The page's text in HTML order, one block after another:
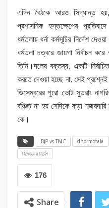
এদিন বৈঠকে আরও সিদ্ধান্ত হয়,
প্রশাসনিক হস্তক্ষেপের
ধর্মতলায় ধর্না কর্মসূচির নির্দেশ
ধর্মতলা চত্বরে জায়গা নির্বাচন
তিনি।দলের বক্তব্য, একটি
করতে দেওয়া হচ্ছে না, সেই
ডিসেম্বরের পুরো ভোট সুতরাং
বঞ্চিত না হয় সেদিকে কড়া
কে।
BJP vs TMC dhormotala
বিক্ষোভের নির্দেশ
176
Share